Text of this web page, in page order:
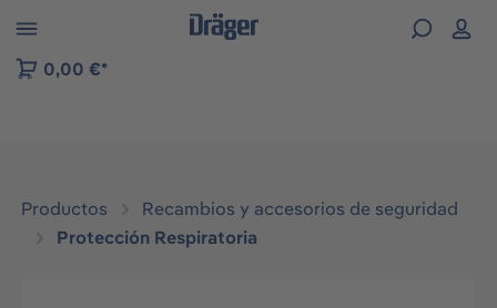
to B2B platform navigation
0,00 €*
Productos
Recambios y accesorios de seguridad
Protección Respiratoria